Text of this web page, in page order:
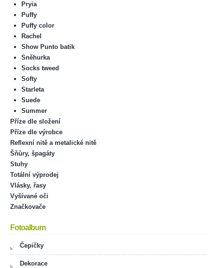
Pryia
Puffy
Puffy color
Rachel
Show Punto batik
Sněhurka
Socks tweed
Softy
Starleta
Suede
Summer
Příze dle složení
Příze dle výrobce
Reflexní nitě a metalické nitě
Šňůry, špagáty
Stuhy
Totální výprodej
Vlásky, řasy
Vyšívané oči
Značkovače
Fotoalbum
Čepičky
Dekorace